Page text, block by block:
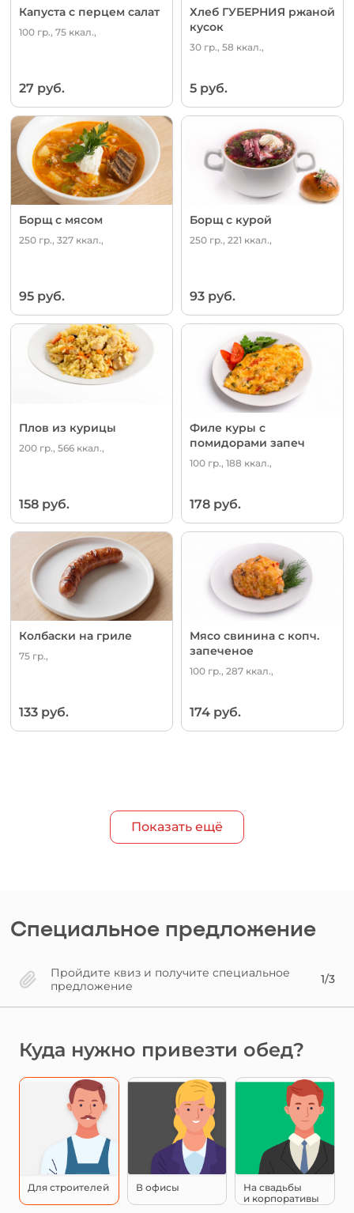
Капуста с перцем салат
100 гр., 75 ккал.,
27 руб.
Хлеб ГУБЕРНИЯ ржаной
кусок
30 гр., 58 ккал.,
5 руб.
Борщ с мясом
250 гр., 327 ккал.,
95 руб.
Борщ с курой
250 гр., 221 ккал.,
93 руб.
Плов из курицы
200 гр., 566 ккал.,
158 руб.
Филе куры с
помидорами запеч
100 гр., 188 ккал.,
178 руб.
Колбаски на гриле
75 гр.,
133 руб.
Мясо свинина с копч.
запеченое
100 гр., 287 ккал.,
174 руб.
Показать ещё
Специальное предложение
Пройдите квиз и получите специальное
предложение
1/3
Куда нужно привезти обед?
Для строителей В офисы
На свадьбы
и корпоративы